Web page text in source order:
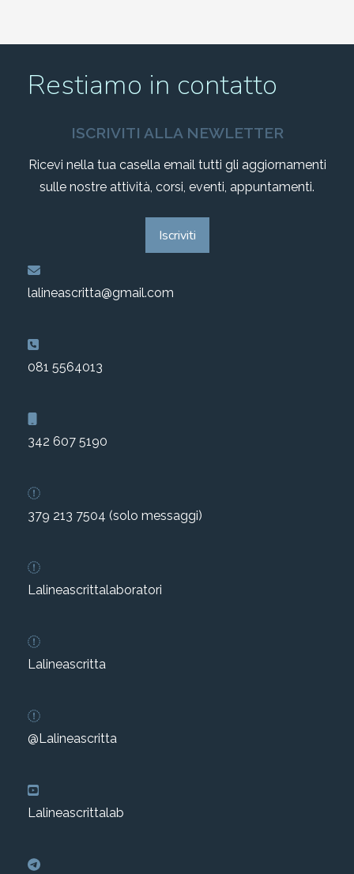
Restiamo in contatto
ISCRIVITI ALLA NEWLETTER
Ricevi nella tua casella email tutti gli aggiornamenti
sulle nostre attività, corsi, eventi, appuntamenti.
Iscriviti
lalineascritta@gmail.com
081 5564013
342 607 5190
379 213 7504 (solo messaggi)
Lalineascrittalaboratori
Lalineascritta
@Lalineascritta
Lalineascrittalab